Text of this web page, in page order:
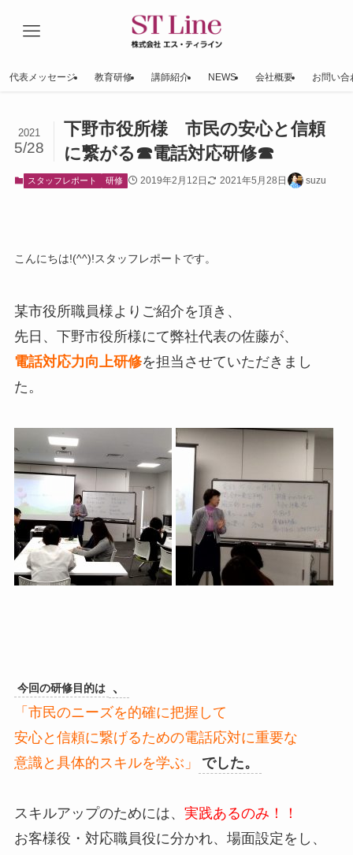
代表メッセージ 教育研修 講師紹介 NEWS 会社概要 お問い合
下野市役所様 市民の安心と信頼
に繋がる☎電話対応研修☎
2021
5/28
スタッフレポート 研修 2019年2月12日 2021年5月28日 suzu
こんにちは!(^^)!スタッフレポートです。
某市役所職員様よりご紹介を頂き、
先日、下野市役所様にて弊社代表の佐藤が、
電話対応力向上研修を担当させていただきまし
た。
今回の研修目的は
、
「市民のニーズを的確に把握して
安心と信頼に繋げるための電話応対に重要な
意識と具体的スキルを学ぶ 」 でした。
スキルアップのためには、 実践あるのみ！！
お客様役・対応職員役に分かれ、場面設定をし、